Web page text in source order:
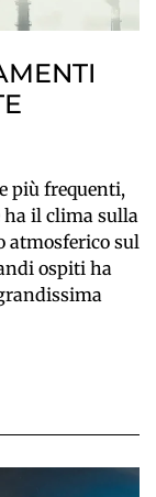
più frequenti,
ha il clima sulla
atmosferico sul
ospiti ha